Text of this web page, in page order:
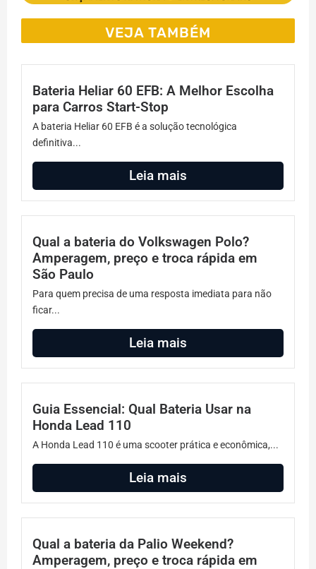
VEJA TAMBÉM
Bateria Heliar 60 EFB: A Melhor Escolha
para Carros Start-Stop
A bateria Heliar 60 EFB é a solução tecnológica
definitiva...
Leia mais
Qual a bateria do Volkswagen Polo?
Amperagem, preço e troca rápida em
São Paulo
Para quem precisa de uma resposta imediata para não
ficar...
Leia mais
Guia Essencial: Qual Bateria Usar na
Honda Lead 110
A Honda Lead 110 é uma scooter prática e econômica,...
Leia mais
Qual a bateria da Palio Weekend?
Amperagem, preço e troca rápida em